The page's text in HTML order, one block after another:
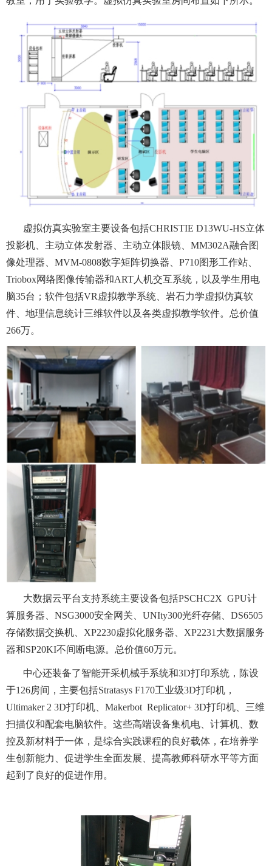
虚拟仿真实验室主要设备包括CHRISTIE D13WU-HS立体
投影机、 主动立体发射器
主动立体眼镜、MM302A融合图
像处理器
MVM-0808数字矩阵切换器、P710图形工作站、
Triobox网络图像传输器和ART人机交互系统 ，以及学生用 电
脑35台； 软件包括VR虚拟教学系统、岩石力学虚拟仿真软
件、地理信息统计三维软件以及各类虚拟教学软件。 总价值
266万。
大数据云平台支持系统主要设备包括PSCHC2X GPU计
算服务器、NSG3000安全网关、UNIty300光纤存储、DS6505
存储数据交换机、XP2230虚拟化服务器、XP2231大数据服务
器和SP20KI不间断电源。总价值60万元。
中心还装备了智能开采机械手系统和3D打印系统，陈设
于1 26房间，主要包括Stratasys F170工业级3D打印机，
Ultimaker 2 3D打印机、Makerbot Replicator+ 3D打印机、三维
扫描仪和配套电脑软件。这些高端设备集机电、计算机、数
控及新材料于一体，是综合实践课程的良好载体，在培养学
生创新能力、促进学生全面发展、提高教师科研水平等方面
起到了良好的促进作用。